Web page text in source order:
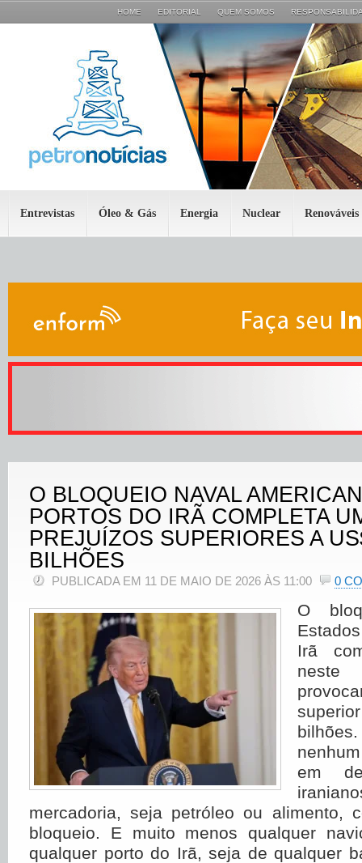
HOME EDITORIAL QUEM SOMOS
Entrevistas Óleo & Gás Energia Nuclear Renováveis
O BLOQUEIO NAVAL
PORTOS DO IRÃ COMPLETA
PREJUÍZOS SUPERIORES A
BILHÕES
PUBLICADA EM 11 DE MAIO DE 2026 ÀS 11:00 0
O
Irã
neste
em
mercadoria, seja petróleo ou alimento,
bloqueio. E muito menos qualquer
qualquer porto do Irã, seja de qualquer